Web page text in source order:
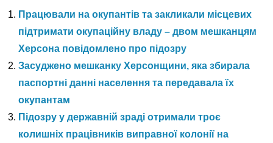
Працювали на окупантів та закликали місцевих
підтримати окупаційну владу – двом мешканцям
Херсона повідомлено про підозру
Засуджено мешканку Херсонщини, яка збирала
паспортні данні населення та передавала їх
окупантам
Підозру у державній зраді отримали троє
колишніх працівників виправної колонії на